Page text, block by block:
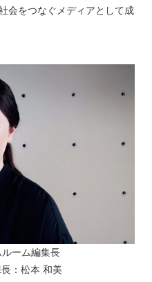
会をつなぐメディアとして成
ーム編集長
：松本 和美